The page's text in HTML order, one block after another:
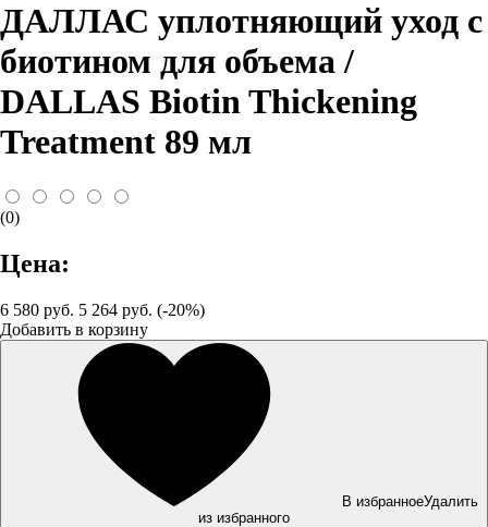
ДАЛЛАС уплотняющий уход с
биотином для объема /
DALLAS Biotin Thickening
Treatment 89 мл
(0)
Цена:
6 580 руб. 5 264 руб. (-20%)
Добавить в корзину
В избранноеУдалить
из избранного